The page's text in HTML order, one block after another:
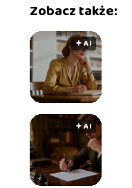
Zobacz także:
🟅 AI
🟅 AI